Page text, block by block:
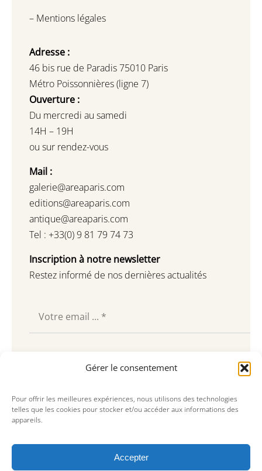
Gérer le consentement
Pour offrir les meilleures expériences, nous utilisons des technologies
telles que les cookies pour stocker et/ou accéder aux informations des
appareils.
Accepter
– Mentions légales
Adresse :
46 bis rue de Paradis 75010 Paris
Métro Poissonnières (ligne 7)
Ouverture :
Du mercredi au samedi
14H – 19H
ou sur rendez-vous
Mail :
galerie@areaparis.com
editions@areaparis.com
antique@areaparis.com
Tel : +33(0) 9 81 79 74 73
Inscription à notre newsletter
Restez informé de nos dernières actualités
Souscrire